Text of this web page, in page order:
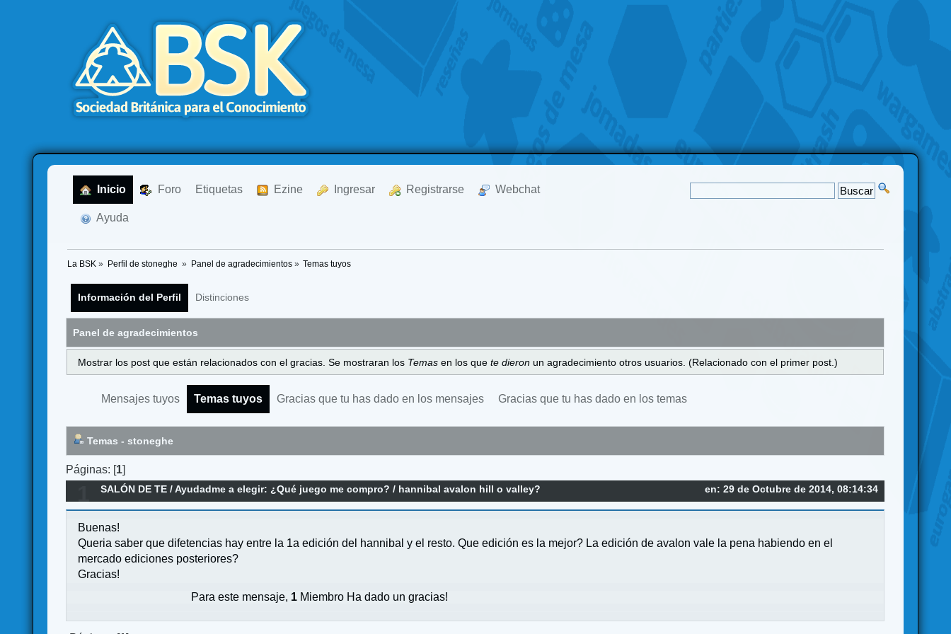
Inicio Foro Etiquetas Ezine Ingresar Registrarse Webchat
Ayuda
La BSK » Perfil de stoneghe » Panel de agradecimientos» Temas tuyos
Información del Perfil Distinciones
Panel de agradecimientos
Mostrar los post que están relacionados con el gracias. Se mostraran los Temas en los que te dieron un agradecimiento otros usuarios. (Relacionado con el primer post.)
Mensajes tuyos Temas tuyos Gracias que tu has dado en los mensajes Gracias que tu has dado en los temas
Temas - stoneghe
Páginas: [1]
en: 29 de Octubre de 2014, 08:14:34
SALÓN DE TE /Ayudadme a elegir: ¿Qué juego me compro? / hannibal avalon hill o valley?
Buenas!
Queria saber que difetencias hay entre la 1a edición del hannibal y el resto. Que edición es la mejor? La edición de avalon vale la pena habiendo en el
mercado ediciones posteriores?
Gracias!
Para este mensaje, 1 Miembro Ha dado un gracias!